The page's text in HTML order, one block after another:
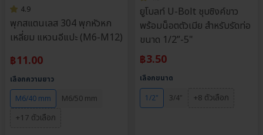
4.9
พุกสแตนเลส 304 พุกหัวหก
เหลี่ยม แหวนอีแปะ (M6-M12)
฿11.00
เลือกความยาว
M6/40 mm
M6/50 mm
+17 ตัวเลือก
ยูโบลท์ U-Bolt ชุบซิงค์ขาว
พร้อมน็อตตัวเมีย สำหรับรัดท่อ
ขนาด 1/2”-5"
฿3.50
เลือกขนาด
1/2"
3/4" +8 ตัวเลือก